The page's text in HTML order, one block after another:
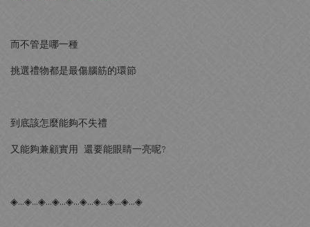
而不管是哪一種
挑選禮物都是最傷腦筋的環節
到底該怎麼能夠不失禮
又能夠兼顧實用 還要能眼睛一亮呢?
◈…◈…◈…◈…◈…◈…◈…◈…◈…◈